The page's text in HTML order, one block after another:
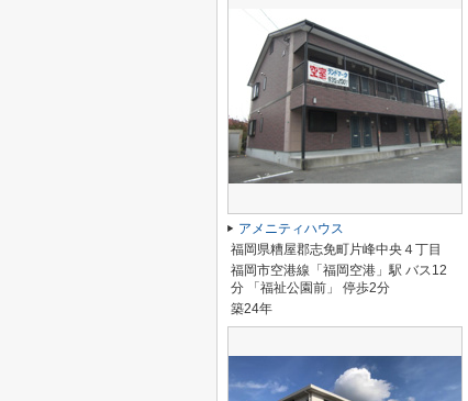
アメニティハウス
福岡県糟屋郡志免町片峰中央４丁目
福岡市空港線「福岡空港」駅 バス12
分 「福祉公園前」 停歩2分
築24年